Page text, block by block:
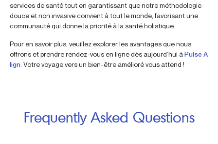
services de santé tout en garantissant que notre méthodologie
douce et non invasive convient à tout le monde, favorisant une
communauté qui donne la priorité à la santé holistique.
Pour en savoir plus, veuillez explorer les avantages que nous
offrons et prendre rendez-vous en ligne dès aujourd’hui à Pulse A
lign . Votre voyage vers un bien-être amélioré vous attend !
Frequently Asked Questions